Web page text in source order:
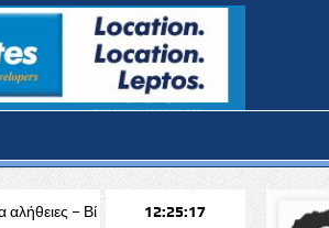
Stoiximan: Πληθώρα επιλογών για το PSV
12:25:19